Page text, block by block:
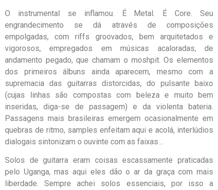
O instrumental se inflamou. É Metal. É Core. Seu
engrandecimento se dá através de composições
empolgadas, com riffs groovados, bem arquitetados e
vigorosos, empregados em músicas acaloradas, de
andamento pegado, que chamam o moshpit. Os elementos
dos primeiros álbuns ainda aparecem, mesmo com a
supremacia das guitarras distorcidas, do pulsante baixo
(cujas linhas são compostas com beleza e muito bem
inseridas, diga-se de passagem) e da violenta bateria.
Passagens mais brasileiras emergem ocasionalmente em
quebras de ritmo, samples enfeitam aqui e acolá, interlúdios
dialogais sintonizam o ouvinte com as faixas…
Solos de guitarra eram coisas escassamente praticadas
pelo Uganga, mas aqui eles dão o ar da graça com mais
liberdade. Sempre achei solos essenciais, por isso a